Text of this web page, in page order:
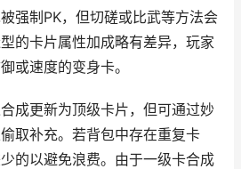
强制PK，但切磋或比武等方法会
的卡片属性加成略有差异，玩家
或速度的变身卡。
成更新为顶级卡片，但可通过妙
取补充。若背包中存在重复卡
的以避免浪费。由于一级卡合成